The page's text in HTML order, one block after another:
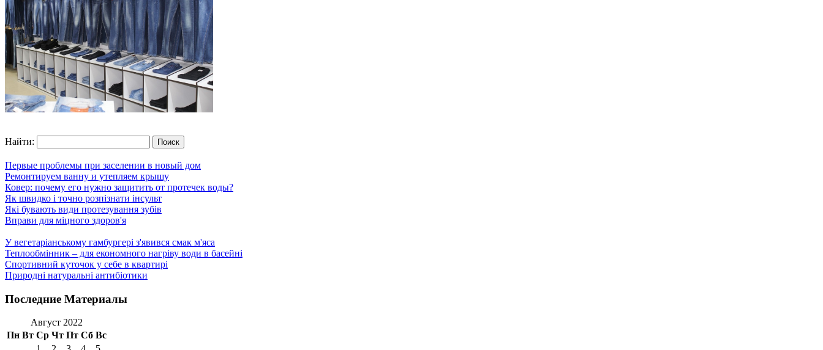
Найти:
Первые проблемы при заселении в новый дом
Ремонтируем ванну и утепляем крышу
Ковер: почему его нужно защитить от протечек воды?
Як швидко і точно розпізнати інсульт
Які бувають види протезування зубів
Вправи для міцного здоров'я
У вегетаріанському гамбургері з'явився смак м'яса
Теплообмінник – для економного нагріву води в басейні
Спортивний куточок у себе в квартирі
Природні натуральні антибіотики
Последние Материалы
Август 2022
Пн Вт Ср Чт Пт Сб Вс